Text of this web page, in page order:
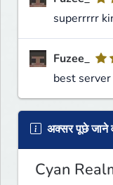
superrrrr
Fuzee_
best
अक्सर पूछे जाने
Cyan